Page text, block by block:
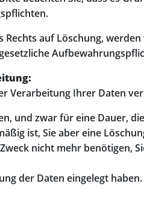
auf Löschung,
Verarbeitung Ihrer Daten
und zwar für eine Dauer,
ist, Sie aber eine
nicht mehr benötigen,
der Daten eingelegt haben.